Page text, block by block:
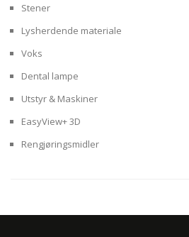
Stener
Lysherdende materiale
Voks
Dental lampe
Utstyr & Maskiner
EasyView+ 3D
Rengjøringsmidler